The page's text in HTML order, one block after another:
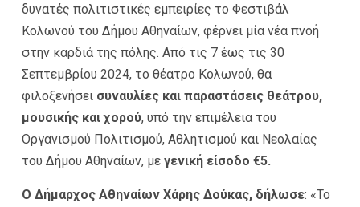
δυνατές πολιτιστικές εμπειρίες το Φεστιβάλ
Κολωνού του Δήμου Αθηναίων, φέρνει μία νέα πνοή
στην καρδιά της πόλης. Από τις 7 έως τις 30
Σεπτεμβρίου 2024, το θέατρο Κολωνού, θα
φιλοξενήσει συναυλίες και παραστάσεις θεάτρου,
μουσικής και χορού, υπό την επιμέλεια του
Οργανισμού Πολιτισμού, Αθλητισμού και Νεολαίας
του Δήμου Αθηναίων, με γενική είσοδο €5.
Ο Δήμαρχος Αθηναίων Χάρης Δούκας, δήλωσε: «Το